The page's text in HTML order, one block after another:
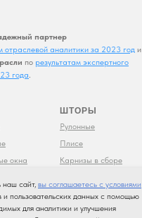
наш сайт, вы соглашаетесь с условиями
пользовательских данных с помощью
для аналитики и улучшения
Рулонные
Плисе
Карнизы в сборе
Фотогалерея
ШТОРЫ
окна
партнер
отраслевой аналитики за 2023 год и
по результатам экспертного
года.